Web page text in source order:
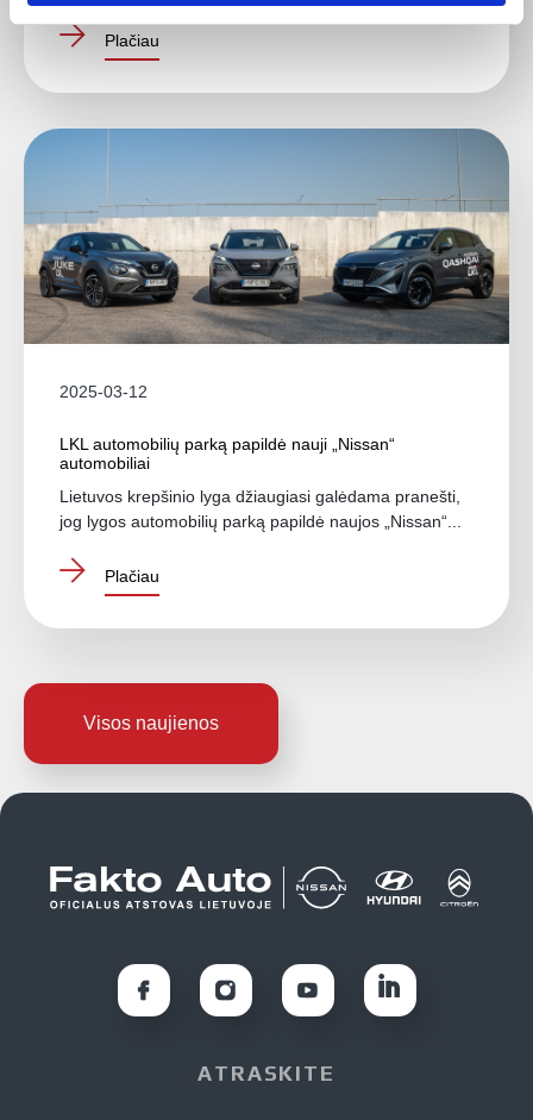
Plačiau
2025-03-12
LKL automobilių parką papildė nauji „Nissan“
automobiliai
Lietuvos krepšinio lyga džiaugiasi galėdama pranešti,
jog lygos automobilių parką papildė naujos „Nissan“...
Plačiau
Visos naujienos
ATRASKITE